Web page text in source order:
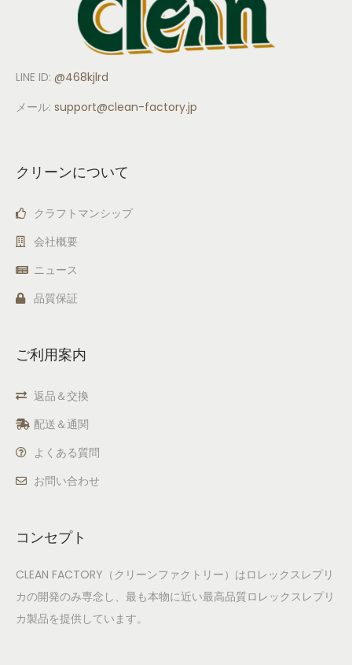
LINE ID: @468kjlrd
メール: support@clean-factory.jp
クリーンについて
クラフトマンシップ
会社概要
ニュース
品質保証
ご利用案内
返品＆交換
配送＆通関
よくある質問
お問い合わせ
コンセプト
CLEAN FACTORY（クリーンファクトリー）はロレックスレプリ
カの開発のみ専念し、最も本物に近い最高品質ロレックスレプリ
カ製品を提供しています。